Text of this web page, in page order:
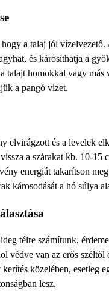
a talaj jól vízelvezető.
és károsíthatja a
talajt homokkal vagy más
a pangó vizet.
elvirágzott és a levelek
a szárakat kb. 10-15
energiát takarítson
károsodását a hó súlya
télre számítunk,
védve van az erős széltől
közelében, esetleg
lesz.